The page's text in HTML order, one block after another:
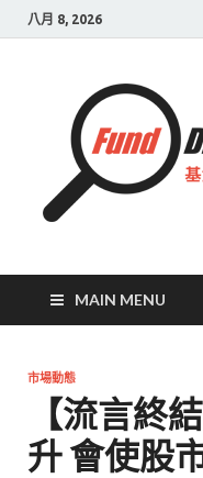
八月 8, 2026
MAIN MENU
市場動態
【流言終
升 會使股